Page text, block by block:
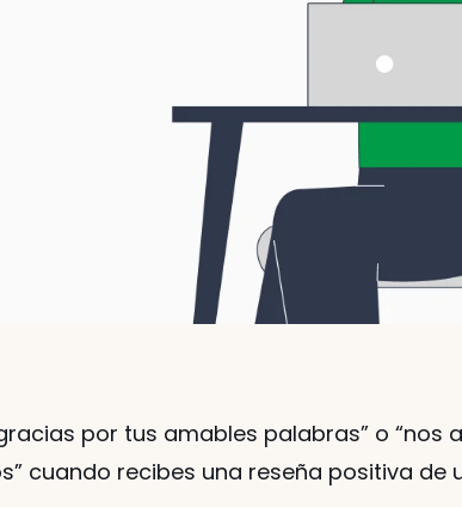
por tus amables palabras” o
cuando recibes una reseña positiva de